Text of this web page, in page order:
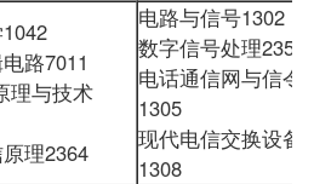
路7011
理与技术
理2364
电路与信号1302
数字信号处理2356
电话通信网与信令
1305
现代电信交换设备
1308